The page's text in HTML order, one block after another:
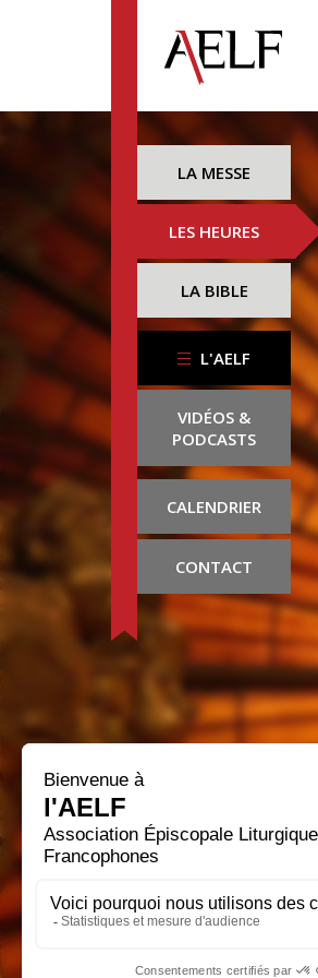
LA MESSE
LES HEURES
LA BIBLE
L'AELF
VIDÉOS &
PODCASTS
CALENDRIER
CONTACT